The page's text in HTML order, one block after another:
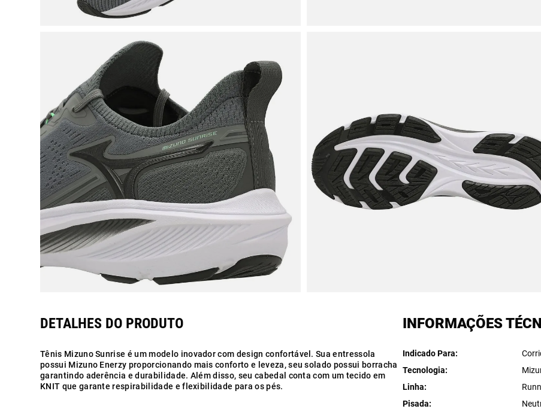
Tênis Mizuno Sunrise é um modelo inovador com design confortável. Sua entressola
possui Mizuno Enerzy proporcionando mais conforto e leveza, seu solado possui borracha
garantindo aderência e durabilidade. Além disso, seu cabedal conta com um tecido em
KNIT que garante respirabilidade e flexibilidade para os pés.
INFORMAÇÕES
Indicado Para
Tecnologia
Linha
Pisada